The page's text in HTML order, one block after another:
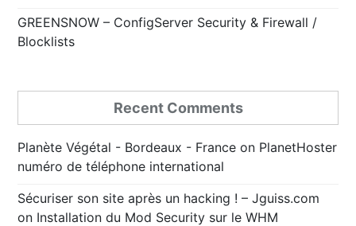
GREENSNOW – ConfigServer Security & Firewall /
Blocklists
Recent Comments
Planète Végétal - Bordeaux - France on PlanetHoster
numéro de téléphone international
Sécuriser son site après un hacking ! – Jguiss.com
on Installation du Mod Security sur le WHM